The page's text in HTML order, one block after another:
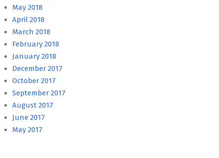
May 2018
April 2018
March 2018
February 2018
January 2018
December 2017
October 2017
September 2017
August 2017
June 2017
May 2017